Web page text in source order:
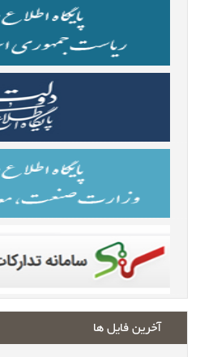
آخرین فایل ها